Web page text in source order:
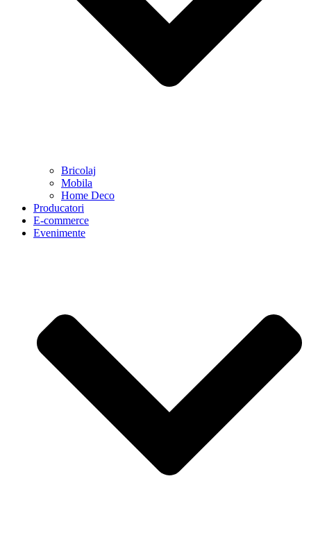
Bricolaj
Mobila
Home Deco
Producatori
E-commerce
Evenimente